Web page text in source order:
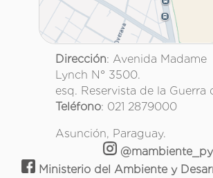
Dirección: Avenida Madame
Lynch N° 3500.
esq. Reservista de la Guerra
Teléfono: 021 2879000
Asunción, Paraguay.
@mambiente_py
Ministerio del Ambiente y